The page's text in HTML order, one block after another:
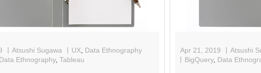
Atsushi Sugawa UX Data Ethnography
Data Ethnography, Tableau
Apr 21, 2019 Atsushi
BigQuery, Data